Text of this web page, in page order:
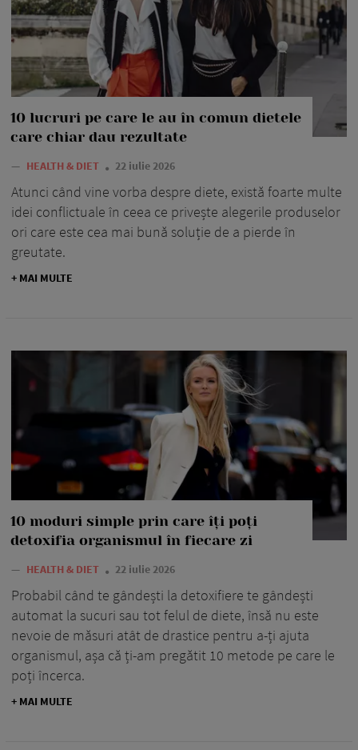
10 lucruri pe care le au în comun dietele
care chiar dau rezultate
— HEALTH & DIET 22 iulie 2026
Atunci când vine vorba despre diete, există foarte multe
idei conflictuale în ceea ce privește alegerile produselor
ori care este cea mai bună soluție de a pierde în
greutate.
+ MAI MULTE
10 moduri simple prin care îți poți
detoxifia organismul în fiecare zi
— HEALTH & DIET 22 iulie 2026
Probabil când te gândești la detoxifiere te gândești
automat la sucuri sau tot felul de diete, însă nu este
nevoie de măsuri atât de drastice pentru a-ți ajuta
organismul, așa că ți-am pregătit 10 metode pe care le
poți încerca.
+ MAI MULTE